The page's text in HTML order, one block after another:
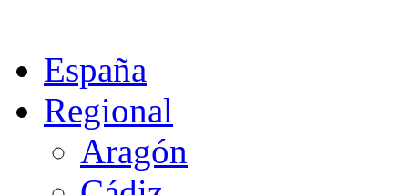
España
Regional
Aragón